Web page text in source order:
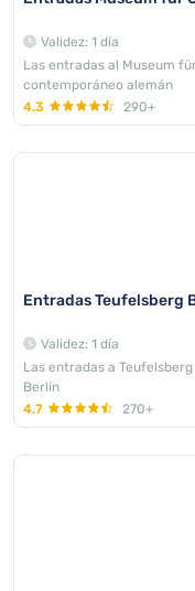
Validez: 1 día
Las entradas al Museum
contemporáneo alemán
4.3
290+
Entradas Teufelsberg
Validez: 1 día
Las entradas a
Berlín
4.7
270+